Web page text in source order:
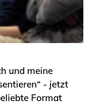
und meine
- jetzt
Format